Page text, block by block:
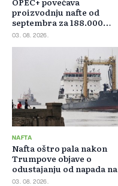
proizvodnju nafte od
septembra za 188.000
barela dnevno
03. 08. 2026.
NAFTA
Nafta oštro pala nakon
Trumpove objave o
odustajanju od napada na
Iran
03. 08. 2026.